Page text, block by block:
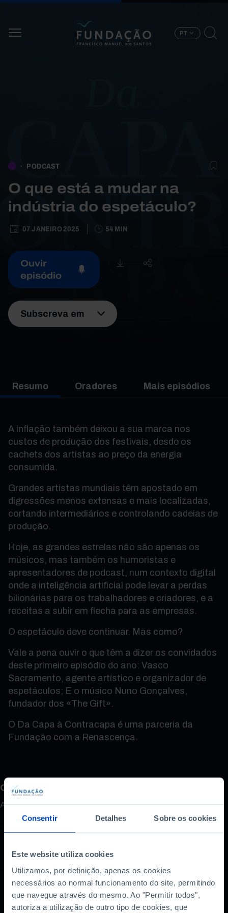
Consentir Detalhes Sobre os cookies
Este website utiliza cookies
Utilizamos, por definição, apenas os cookies
necessários ao normal funcionamento do site, permitindo
que navegue através do mesmo. Ao "Permitir todos",
autoriza a utilização de outro tipo de cookies, que
PT
PODCAST
O que está a mudar na
indústria do espetáculo?
07 JANEIRO 2025 54 MIN
Ouvir
episódio
Subscreva em
Resumo Oradores Mais episódios
A inflação também deixou a sua marca nos
custos de produção dos festivais, desde os
cachets dos artistas ao preço da energia
consumida.
Grandes artistas mundiais têm apostado em
digressões menos extensas e mais localizadas,
cortando intermediários e controlando cadeias de
produção.
Hoje, as grandes estrelas não são apenas os
músicos, mas também os humoristas e
apresentadores de podcast, num contexto digital
onde a inteligência artificial pode levar a perdas
bilionárias para os trabalhadores e criadores, e a
receitas a subir em flecha para as empresas.
O espetáculo deve continuar. Mas como?
Vale a pena ouvir o que têm a dizer os convidados
deste primeiro episódio do ano: Vasco
Sacramento, agente artístico e organizador de
espetáculos; E o músico Nuno Gonçalves,
fundador dos «The Gift».
O Da Capa à Contracapa é uma parceria da
Fundação com a Renascença.
Como avalia este conteúdo?
A sua opinião é importante.